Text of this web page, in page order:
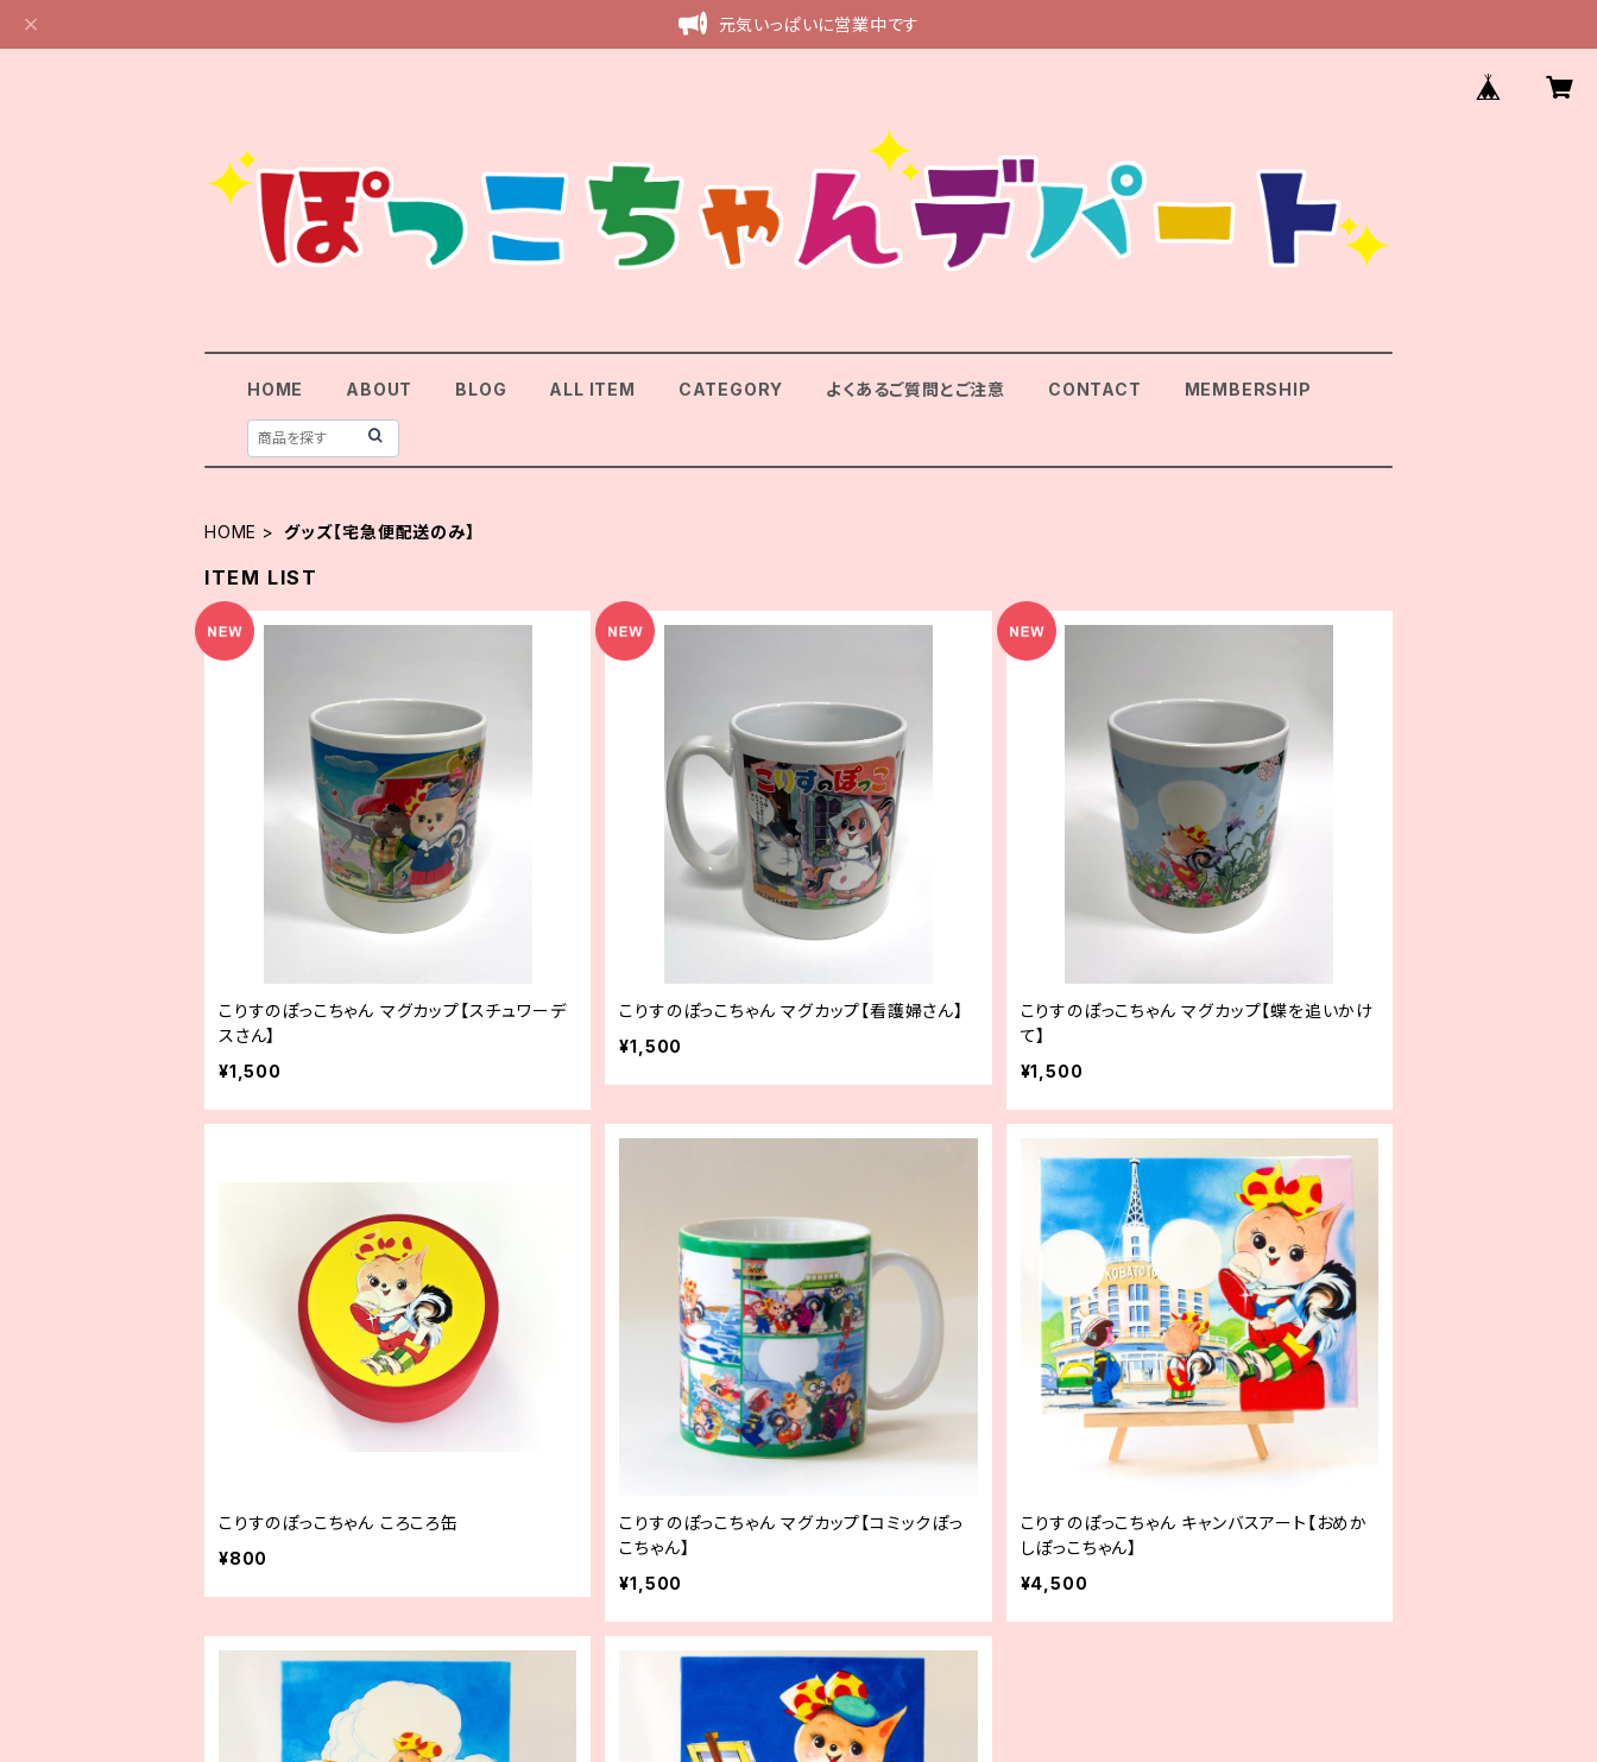
元気いっぱいに営業中です
HOME ABOUT BLOG ALL ITEM CATEGORY よくあるご質問とご注意 CONTACT MEMBERSHIP
HOME グッズ【宅急便配送のみ】
ITEM LIST
こりすのぽっこちゃん マグカップ【スチュワーデ
スさん】
¥1,500
こりすのぽっこちゃん マグカップ【看護婦さん】
¥1,500
こりすのぽっこちゃん マグカップ【蝶を追いかけ
て】
¥1,500
こりすのぽっこちゃん ころころ缶
¥800
こりすのぽっこちゃん マグカップ【コミックぽっ
こちゃん】
¥1,500
こりすのぽっこちゃん キャンバスアート【おめか
しぽっこちゃん】
¥4,500